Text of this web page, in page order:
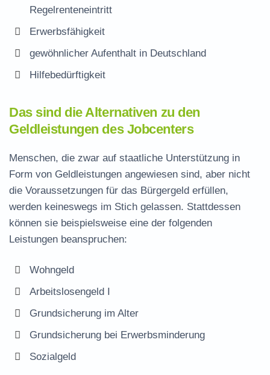
Regelrenteneintritt
Erwerbsfähigkeit
gewöhnlicher Aufenthalt in Deutschland
Hilfebedürftigkeit
Das sind die Alternativen zu den
Geldleistungen des Jobcenters
Menschen, die zwar auf staatliche Unterstützung in
Form von Geldleistungen angewiesen sind, aber nicht
die Voraussetzungen für das Bürgergeld erfüllen,
werden keineswegs im Stich gelassen. Stattdessen
können sie beispielsweise eine der folgenden
Leistungen beanspruchen:
Wohngeld
Arbeitslosengeld I
Grundsicherung im Alter
Grundsicherung bei Erwerbsminderung
Sozialgeld